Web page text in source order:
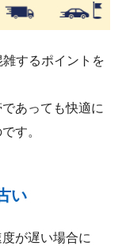
雑するポイントを
あっても快適に
す。
い
が遅い場合に